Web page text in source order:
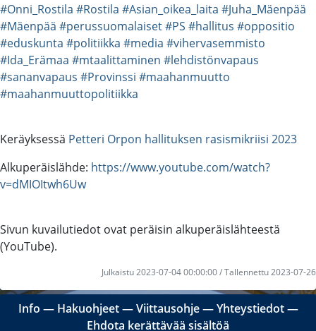
#Onni_Rostila #Rostila #Asian_oikea_laita #Juha_Mäenpää
#Mäenpää #perussuomalaiset#PS #hallitus #oppositio
#eduskunta #politiikka #media #vihervasemmisto
#Ida_Erämaa #mtaalittaminen #lehdistönvapaus
#sananvapaus #Provinssi #maahanmuutto
#maahanmuuttopolitiikka
Keräyksessä Petteri Orpon hallituksen rasismikriisi 2023
Alkuperäislähde: https://www.youtube.com/watch?
v=dMIOItwh6Uw
Sivun kuvailutiedot ovat peräisin alkuperäislähteestä
(YouTube).
Julkaistu 2023-07-04 00:00:00 / Tallennettu 2023-07-26
Info ― Hakuohjeet―Viittausohje―Yhteystiedot―
Ehdota kerättävää sisältöä